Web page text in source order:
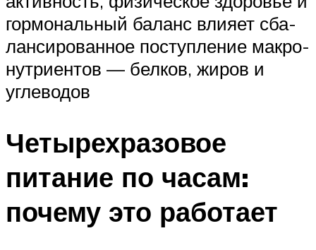
гор­мо­наль­ный баланс вли­яет сба­
лан­си­ро­ван­ное поступ­ле­ние мак­ро­
нут­ри­ен­тов — бел­ков, жиров и
углеводов
Четырехразовое
питание по часам:
почему это работает